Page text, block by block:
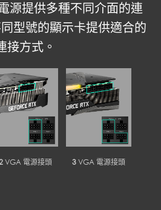
源提供多種不同介面的連
型號的顯示卡提供適合的
接方式。
VGA 電源接頭 3VGA 電源接頭